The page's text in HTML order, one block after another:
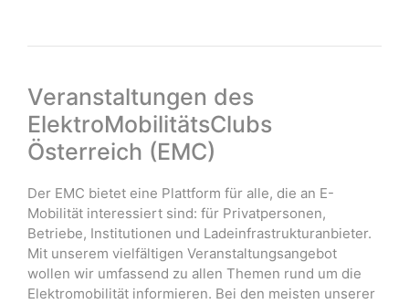
Veranstaltungen des
ElektroMobilitätsClubs
Österreich (EMC)
Der EMC bietet eine Plattform für alle, die an E-
Mobilität interessiert sind: für Privatpersonen,
Betriebe, Institutionen und Ladeinfrastrukturanbieter.
Mit unserem vielfältigen Veranstaltungsangebot
wollen wir umfassend zu allen Themen rund um die
Elektromobilität informieren. Bei den meisten unserer